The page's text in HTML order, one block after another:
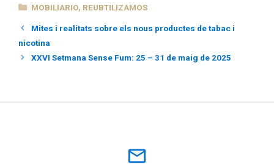
CATEGORÍAS
MOBILIARIO, REUBTILIZAMOS
Mites i realitats sobre els nous productes de tabac i
nicotina
XXVI Setmana Sense Fum: 25 – 31 de maig de 2025
mail_outline